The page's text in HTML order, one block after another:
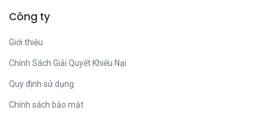
Công ty
Giới thiệu
Chính Sách Giải Quyết Khiếu Nại
Quy định sử dụng
Chính sách bảo mật